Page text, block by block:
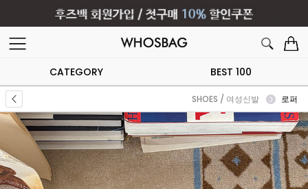
CATEGORY BEST 100
SHOES / 여성신발 로퍼